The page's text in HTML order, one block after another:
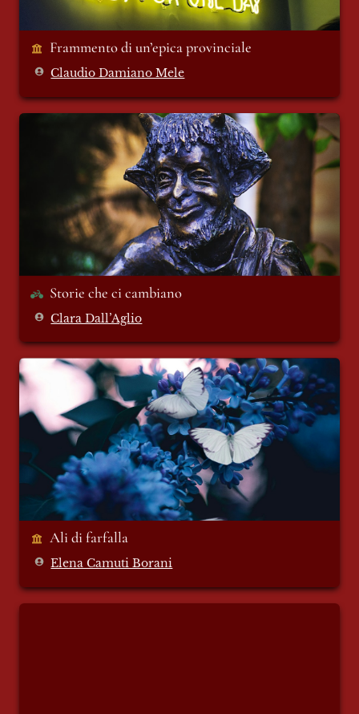
Frammento di un’epica provinciale
Claudio Damiano Mele
Storie che ci cambiano
Storie che ci cambiano
Clara Dall’Aglio
Ali di farfalla
Ali di farfalla
Elena Camuti Borani